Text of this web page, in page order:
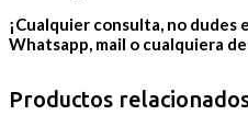
¡Cualquier consulta, no dudes
Whatsapp, mail o cualquiera
Productos